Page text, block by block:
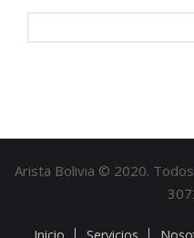
Arista Bolivia © 2020.